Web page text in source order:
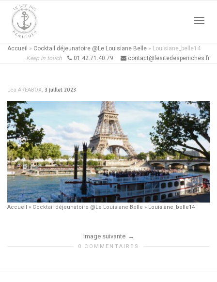
Accueil » Cocktail déjeunatoire @Le Louisiane Belle » Louisiane_belle14
Keep in touch
01.42.71.40.79 contact@lesitedespeniches.fr
Lea AREABOX, 3 juillet 2023
Accueil » Cocktail déjeunatoire @Le Louisiane Belle » Louisiane_belle14
Image suivante
0 COMMENTAIRES